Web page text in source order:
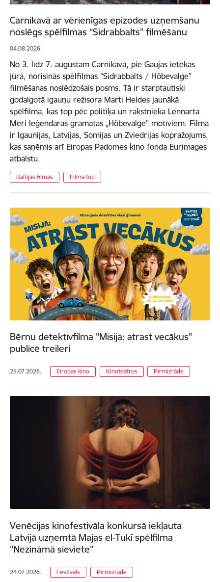
Carnikavā ar vērienīgas epizodes uzņemšanu
noslēgs spēlfilmas “Sidrabbalts” filmēšanu
04.08.2026.
No 3. līdz 7. augustam Carnikavā, pie Gaujas ietekas
jūrā, norisinās spēlfilmas “Sidrabbalts / Hõbevalge”
filmēšanas noslēdzošais posms. Tā ir starptautiski
godalgotā igauņu režisora Marti Heldes jaunākā
spēlfilma, kas top pēc politiķa un rakstnieka Lennarta
Meri leģendārās grāmatas „Hõbevalge” motīviem. Filma
ir Igaunijas, Latvijas, Somijas un Zviedrijas kopražojums,
kas saņēmis arī Eiropas Padomes kino fonda Eurimages
atbalstu.
Baltijas filmas Filma top
Bērnu detektīvfilma "Misija: atrast vecākus"
publicē treileri
25.07.2026. Eiropas kino Kinoteātros Pirmizrāde
Venēcijas kinofestivāla konkursā iekļauta
Latvijā uzņemtā Majas el-Tukī spēlfilma
“Nezināmā sieviete”
24.07.2026. Festivāls Pirmizrāde